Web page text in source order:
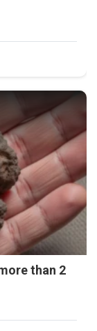
than 2